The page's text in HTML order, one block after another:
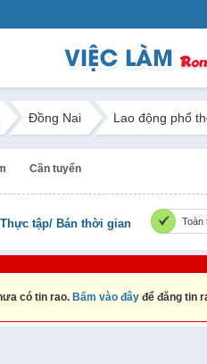
Đồng Nai Lao động phổ
Cần tuyển
tập/ Bán thời gian Toàn
có tin rao. Bấm vào đây để đăng tin